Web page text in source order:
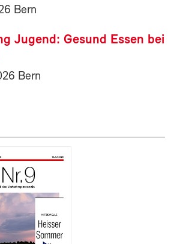
Bern
Jugend: Gesund Essen bei
Bern